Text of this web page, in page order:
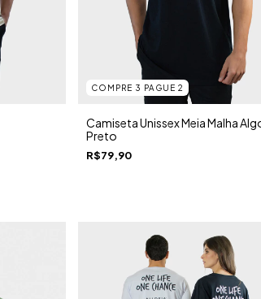
COMPRE 3 PAGUE 2
Camiseta Unissex Meia Malha
Preto
R$79,90